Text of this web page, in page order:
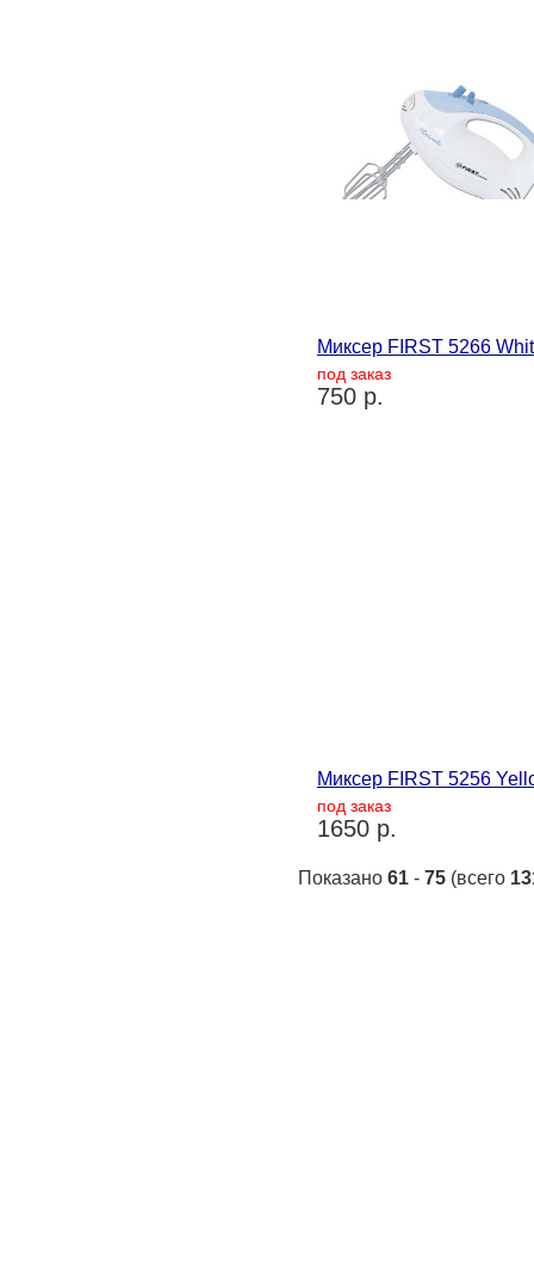
Миксер FIRST 5266
под заказ
750 р.
Миксер FIRST 5256
под заказ
1650 р.
Показано 61 - 75 (всего